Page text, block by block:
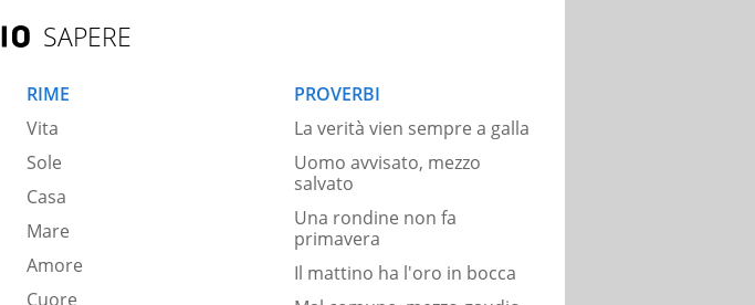
SAPERE
RIME
Vita
Sole
Casa
Mare
Amore
Cuore
PROVERBI
La verità vien sempre a galla
Uomo avvisato, mezzo
salvato
Una rondine non fa
primavera
Il mattino ha l'oro in bocca